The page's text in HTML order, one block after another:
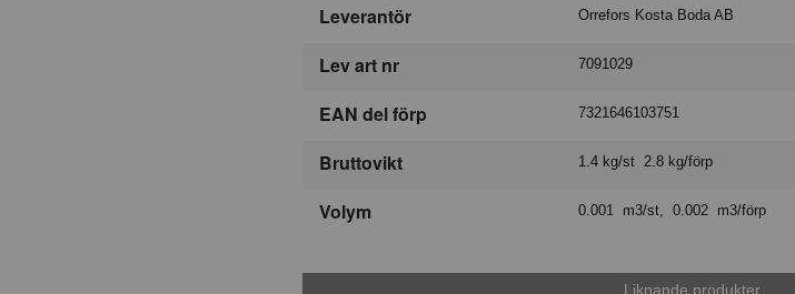
Leverantör Orrefors Kosta Boda AB
Lev art nr 7091029
EAN del förp 7321646103751
Bruttovikt 1.4 kg/st 2.8 kg/förp
Volym 0.001 m3/st, 0.002 m3/förp
Liknande produkter